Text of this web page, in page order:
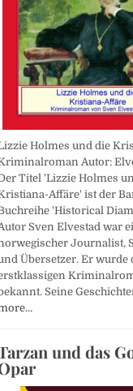
Holmes und die
Autor:
Titel 'Lizzie Holmes
Affäre' ist der
'Historical
Sven Elvestad war
Journalist,
Übersetzer. Er wurde
Seine
und das